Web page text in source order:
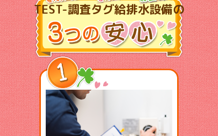
TEST-調査タグ給排水設備の